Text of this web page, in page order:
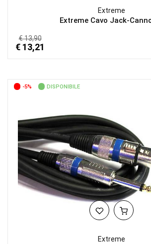
Extreme
Extreme Cavo Jack-
€ 13,90
€ 13,21
-5% DISPONIBILE
Extreme